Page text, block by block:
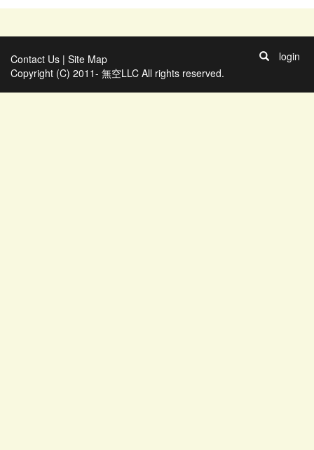
Contact Us | Site Map
Copyright (C) 2011- 無空LLC All rights reserved.
login